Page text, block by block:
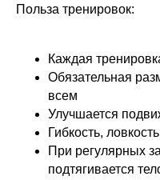
Польза тренировок:
Каждая
Обязательная
всем
Улучшается
Гибкость, ловкость
При регулярных
подтягивается